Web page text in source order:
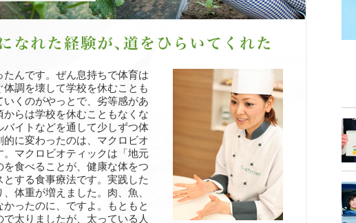
んです。ぜん息持ちで体育は
調を壊して学校を休むことも
くのがやっとで、劣等感があ
らは学校を休むこともなくな
バイトなどを通して少しずつ体
に変わったのは、マクロビオ
マクロビオティックは「地元
食べることが、健康な体をつ
する食事療法です。実践した
体重が増えました。肉、魚、
ったのに、ですよ。もともと
太りましたが、太っている人